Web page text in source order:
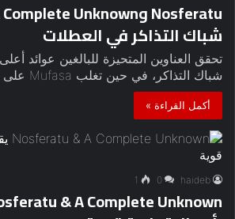
شباك التذاكر في العطلات
تحقق العناوين المتحيزة للبالغين عوائد
شباك التذاكر، في حين تغلب Mufasa على Sonic 3 في يوم…
أكمل القراءة »
haideb
0
1